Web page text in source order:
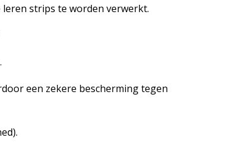
strips te worden verwerkt.
een zekere bescherming tegen